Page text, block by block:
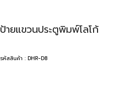
ป้ายแขวนประตูพิมพ์โลโก้
รหัสสินค้า : DHR-D8